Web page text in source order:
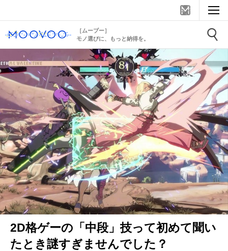
［ムーブー］
モノ選びに、もっと納得を。
2D格ゲーの「中段」技って初めて聞い
たとき謎すぎませんでした？